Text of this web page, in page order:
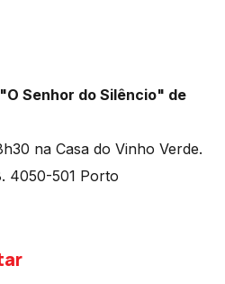
Senhor do Silêncio" de
na Casa do Vinho Verde.
4050-501 Porto